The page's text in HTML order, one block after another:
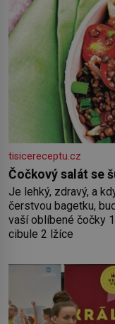
tisicereceptu.cz
Čočkový salát se
Je lehký, zdravý, a
čerstvou bagetku, bude
vaší oblíbené čočky
cibule 2 lžíce